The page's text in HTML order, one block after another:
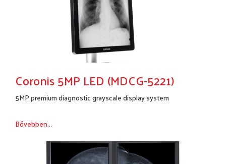
Coronis 5MP LED (MDCG-5221)
5MP premium diagnostic grayscale display system
Bővebben...